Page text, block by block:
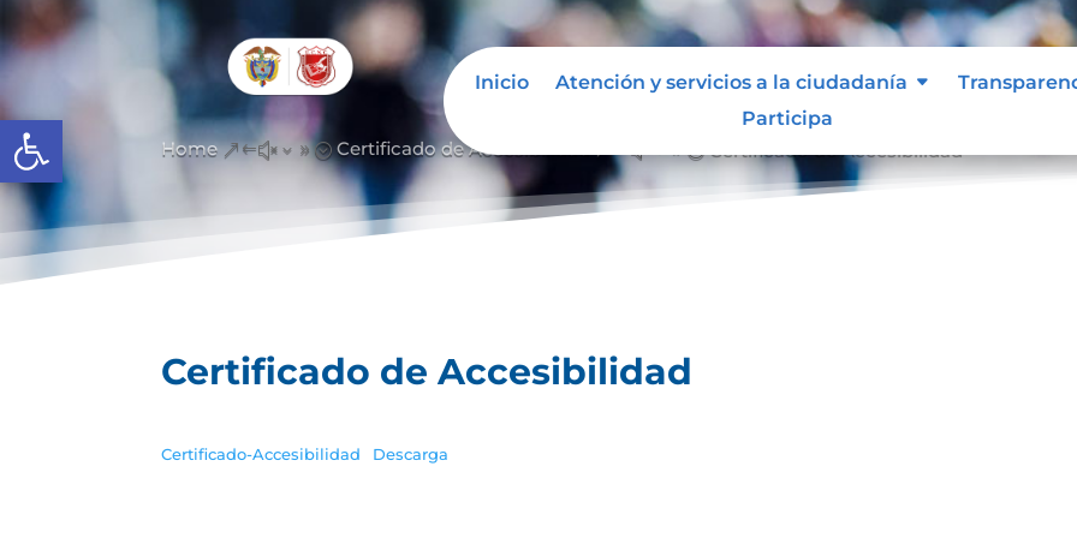
Open toolbar
Inicio Atención y servicios a la ciudadanía
Participa
Home &#x39; Certificado de Accesibilidad
Certificado de Accesibilidad
Certificado-Accesibilidad Descarga